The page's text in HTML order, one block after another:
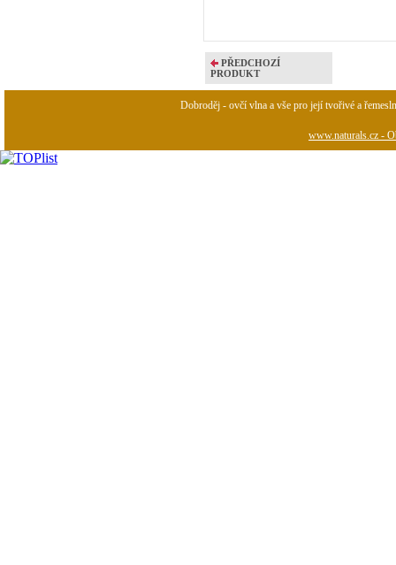
PŘEDCHOZÍ
PRODUKT
Dobroděj - ovčí vlna a vše pro její tvořivé a
www.naturals.cz -